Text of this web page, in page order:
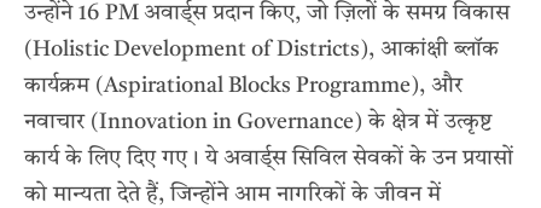
उन्होंने 16 PM अवार्ड्स प्रदान किए, जो ज़िलों के समग्र विकास
(Holistic Development of Districts), आकांक्षी ब्लॉक
कार्यक्रम (Aspirational Blocks Programme), और
नवाचार (Innovation in Governance) के क्षेत्र में उत्कृष्ट
कार्य के लिए दिए गए। ये अवार्ड्स सिविल सेवकों के उन प्रयासों
को मान्यता देते हैं, जिन्होंने आम नागरिकों के जीवन में